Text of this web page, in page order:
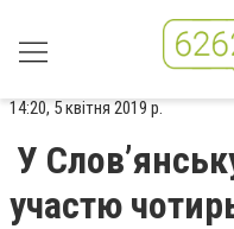
14:20, 5 квітня 2019 р.
У
участю